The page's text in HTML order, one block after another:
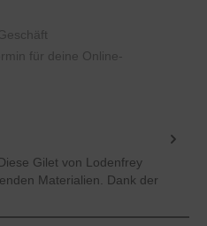
für deine Online-
Gilet von Lodenfrey
Materialien. Dank der